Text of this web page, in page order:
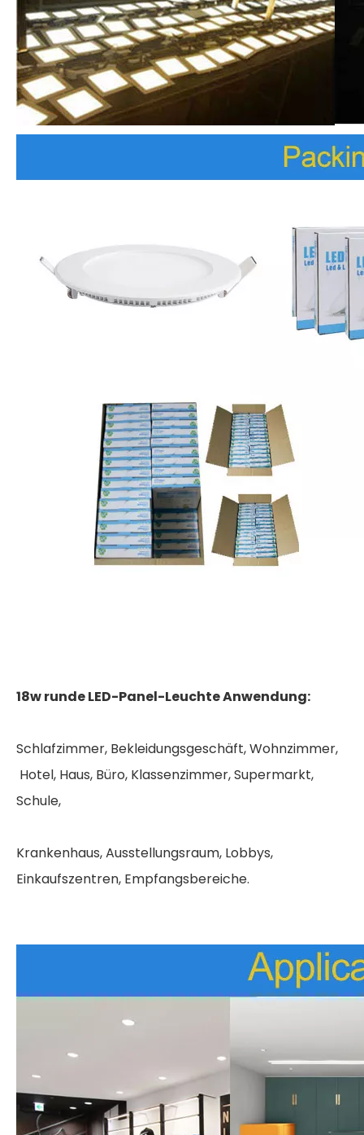
18w runde LED-Panel-Leuchte Anwendung:
Schlafzimmer, Bekleidungsgeschäft, Wohnzimmer,
Hotel, Haus, Büro, Klassenzimmer, Supermarkt,
Schule,
Krankenhaus, Ausstellungsraum, Lobbys,
Einkaufszentren, Empfangsbereiche.